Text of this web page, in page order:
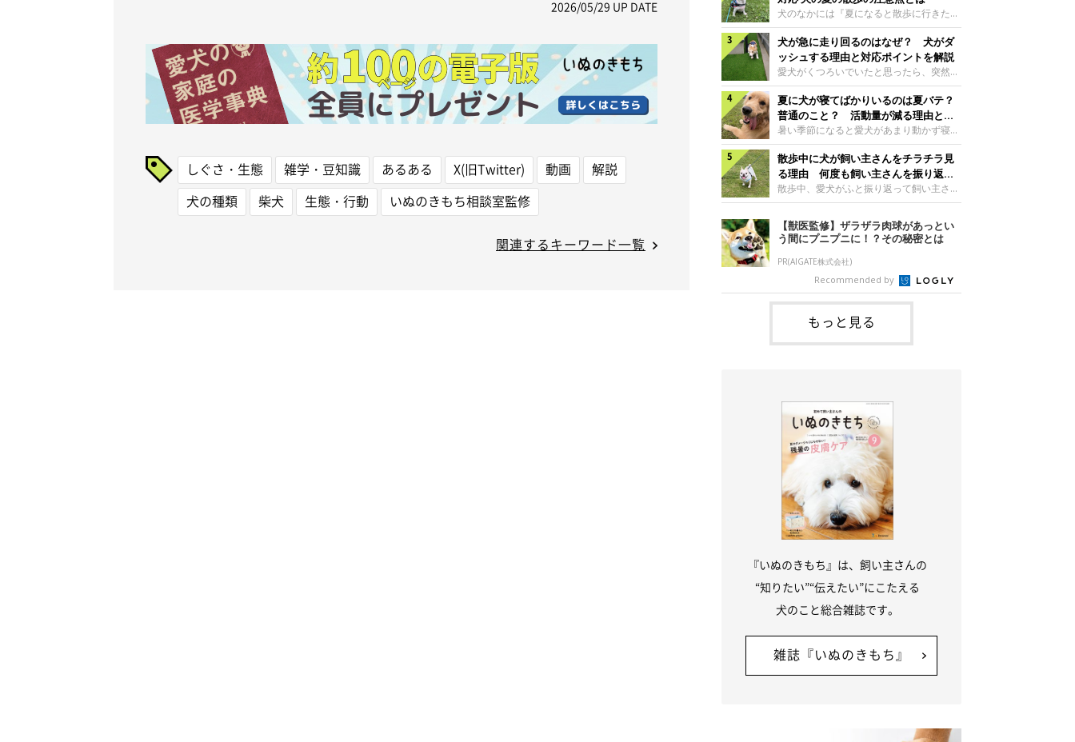
2026/05/29 UP DATE
しぐさ・生態 雑学・豆知識 あるある X(旧Twitter) 動画
解説
犬の種類
柴犬 生態・行動 いぬのきもち相談室監修
関連するキーワード一覧
かお願いしているの？」と気になる飼い主
さんもいるかもしれません。今回は、犬が
クーンと鳴く理由や鼻鳴らしの背景、見極
め方と対応のポイントなどについて、いぬ
のきもち獣医師相談室の原 駿太朗先生に
伺いました。クーンと鳴くのはどんな気持
ち？いぬのきもち投稿写真ギャラリー犬が
クーンと小さく鳴くときは、何らかの感情
を伝えようとしている場合があると考えら
れています。大
犬のなかには『夏になると散歩に行きたが
らない、歩かなくなる』『暑い季節は散歩
の気配を察すると涼しい部屋から出ようと
しない』など散歩に行きたがらないコもい
るようです。愛犬の運動をさせてあげたい
のに、散歩に行きたがらない。このような
場合はどう対応すればよいのでしょうか？
「愛犬が夏に散歩に行きたがらない場合の
対応」について、いぬのきもち獣医師相談
室の白山さとこ先生に聞きました。Q.夏に
犬の散歩に行くときの注意点は？ いぬの
きもち投稿写真ギャラリーーー夏に愛犬と
散歩に行くときは、どのようなことに注意
をするとよい
犬が急に走り回るのはなぜ？ 犬がダ
ッシュする理由と対応ポイントを解説
愛犬がくつろいでいたと思ったら、突然部
屋の中を走り回り始める――そんな様子に
驚いたことはありませんか？ 急な動きに
「何が起きているの？」と戸惑う飼い主さ
んも多いでしょう。落ち着いていたはずな
のに、急にスイッチが入ったように見える
と不安になることもあります。今回は、犬
が急に走り回る理由や見極め方などについ
て、いぬのきもち獣医師相談室の岡本りさ
先生に伺いました。犬が急に走り回るのは
ラリー犬が突然走り回る行動は、必ずしも
珍しいものではないと考えられています。
体にたまったエ
夏に犬が寝てばかりいるのは夏バテ？
普通のこと？ 活動量が減る理由と対
策とは
暑い季節になると愛犬があまり動かず寝て
ばかりだと感じる飼い主さんはいません
か？その様子に、愛犬が夏バテで疲れてい
るのか、元気がないのかなど不安に感じる
方もいるのではないかと思います。 で
は、犬が寝てばかりいるときに対処が必要
かを見極める方法はあるのでしょうか？
「犬の活動量が夏に減る理由と対策」につ
いて、いぬのきもち獣医師相談室の山口み
き先生に話を聞きました。Q. 夏に犬の活
動量が減る理由は？ いぬのきもち投稿写
真ギャラリーーー夏に愛犬の活動量が減る
と感じる飼い主さんもいるようです。理由
としてどのようなこ
散歩中に犬が飼い主さんをチラチラ見
る理由 何度も飼い主さんを振り返る
のはなぜ？
散歩中、愛犬がふと振り返って飼い主さん
の様子を確認する…そんな場面に心当たり
はありませんか？ 何度もチラチラ見られ
ると、「何か気になることがあるの？」
「ちゃんと歩けているかな」と不安になる
ことがあるかもしれません。愛犬が歩きな
がら飼い主さんを振り返るしぐさには、ど
んな気持ちが隠れているのでしょうか。今
回は、犬が散歩中に飼い主さんを確認する
理由や注意すべきサインの見極めかた、対
応のポイントなどについて、いぬのきもち
獣医師相談室の原 駿太朗先生に伺いまし
【獣医監修】ザラザラ肉球があっとい
う間にプニプニに！？その秘密とは
PR(AIGATE株式会社)
Recommended by
もっと見る
『いぬのきもち』は、飼い主さんの
“知りたい”“伝えたい”にこたえる
犬のこと総合雑誌です。
雑誌『いぬのきもち』